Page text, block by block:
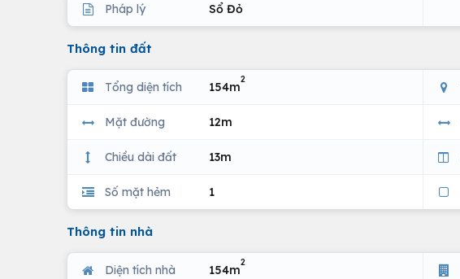
Pháp lý Sổ Đỏ
Thông tin đất
Tổng diện tích 154m
2
Mặt đường 12m
Chiều dài đất 13m
Số mặt hẻm 1
Thông tin nhà
Diện tích nhà 154m
2